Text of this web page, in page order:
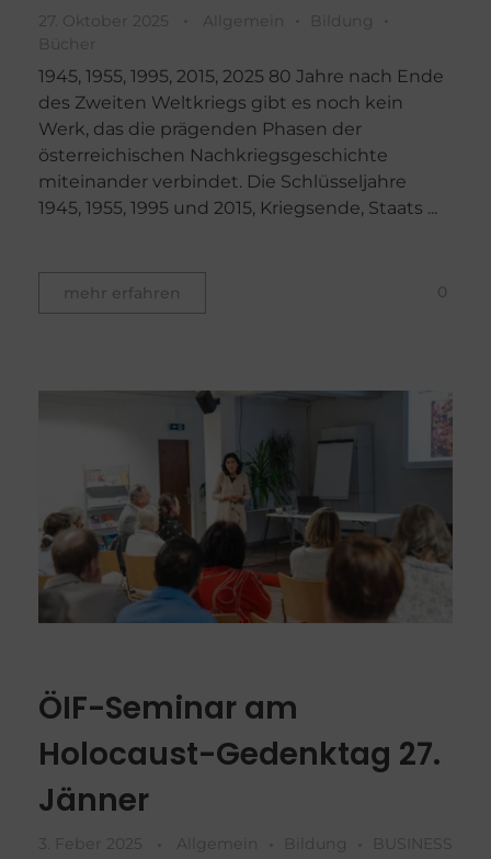
27. Oktober 2025 Allgemein
Bildung
Bücher
1945, 1955, 1995, 2015, 2025 80 Jahre nach Ende
des Zweiten Weltkriegs gibt es noch kein
Werk, das die prägenden Phasen der
österreichischen Nachkriegsgeschichte
miteinander verbindet. Die Schlüsseljahre
1945, 1955, 1995 und 2015, Kriegsende, Staats ...
mehr erfahren 0
ÖIF-Seminar am
Holocaust-Gedenktag 27.
Jänner
3. Feber 2025 Allgemein Bildung BUSINESS